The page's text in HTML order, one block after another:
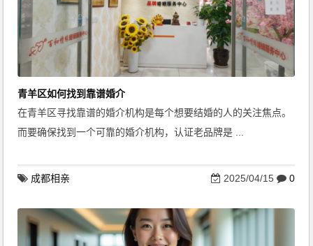
青羊区如何找到靠谱婚介
在青羊区寻找靠谱的婚介机构是每个想要结婚的人的关注焦点。
而要确保找到一个可靠的婚介机构，认证老品牌是 ...
成都相亲 2025/04/15 0